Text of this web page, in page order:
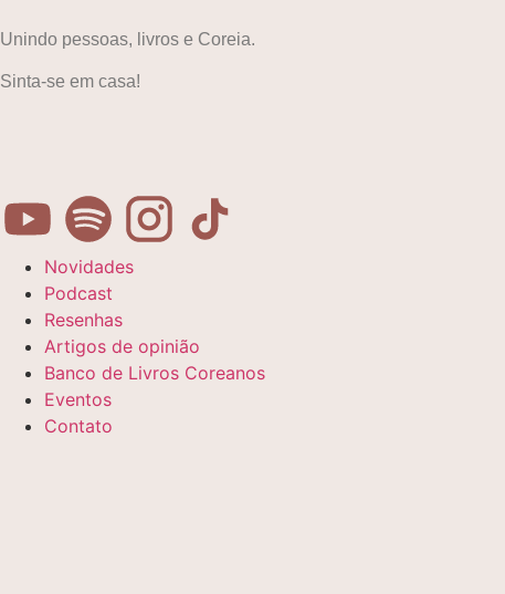
Unindo pessoas, livros e Coreia.
Sinta-se em casa!
Novidades
Podcast
Resenhas
Artigos de opinião
Banco de Livros Coreanos
Eventos
Contato